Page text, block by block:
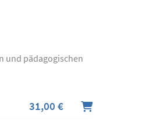
und pädagogischen
31,00 €